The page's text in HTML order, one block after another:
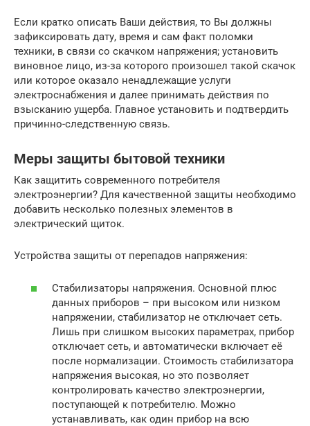
Если кратко описать Ваши действия, то Вы должны
зафиксировать дату, время и сам факт поломки
техники, в связи со скачком напряжения; установить
виновное лицо, из-за которого произошел такой скачок
или которое оказало ненадлежащие услуги
электроснабжения и далее принимать действия по
взысканию ущерба. Главное установить и подтвердить
причинно-следственную связь.
Меры защиты бытовой техники
Как защитить современного потребителя
электроэнергии? Для качественной защиты необходимо
добавить несколько полезных элементов в
электрический щиток.
Устройства защиты от перепадов напряжения:
Стабилизаторы напряжения. Основной плюс
данных приборов – при высоком или низком
напряжении, стабилизатор не отключает сеть.
Лишь при слишком высоких параметрах, прибор
отключает сеть, и автоматически включает её
после нормализации. Стоимость стабилизатора
напряжения высокая, но это позволяет
контролировать качество электроэнергии,
поступающей к потребителю. Можно
устанавливать, как один прибор на всю